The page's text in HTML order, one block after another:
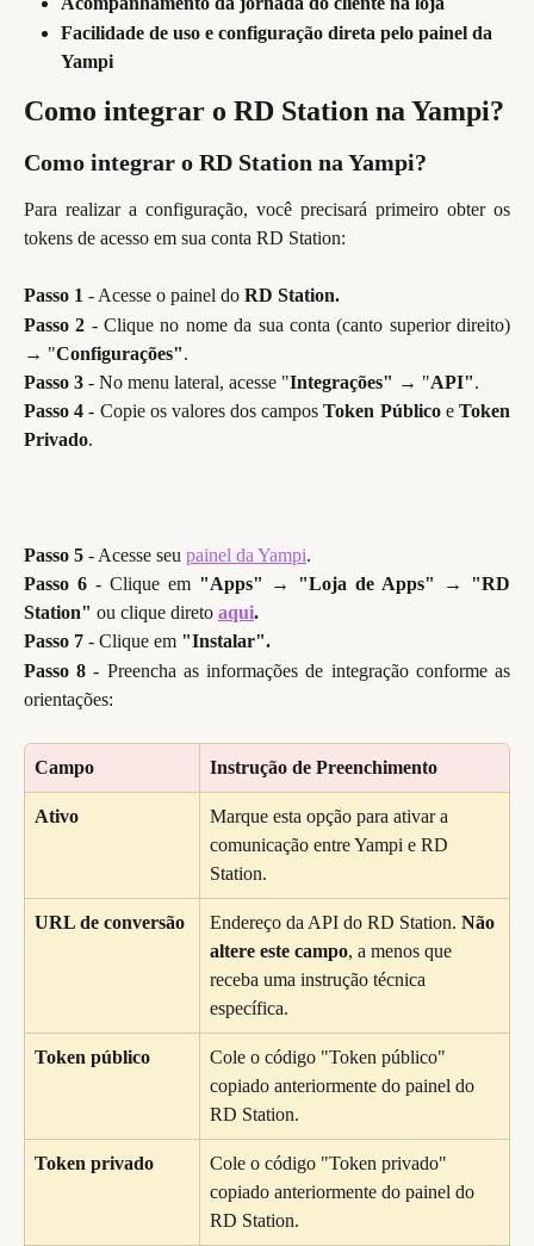
Facilidade de uso e configuração direta pelo painel da
Yampi
Como integrar o RD Station na Yampi?
Como integrar o RD Station na Yampi?
Para realizar a configuração, você precisará primeiro obter os
tokens de acesso em sua conta RD Station:
Passo 1 - Acesse o painel do RD Station.
Passo 2 - Clique no nome da sua conta (canto superior direito)
→ "Configurações".
Passo 3 - No menu lateral, acesse "Integrações" → "API".
Passo 4 - Copie os valores dos camposToken PúblicoeToken
Privado.
Passo 5 - Acesse seu painel da Yampi.
Passo 6 - Clique em "Apps" → "Loja de Apps" → "RD
Station" ou clique direto aqui.
Passo 7 - Clique em "Instalar".
Passo 8- Preencha as informações de integração conforme as
orientações:
Campo Instrução de Preenchimento
Ativo
Marque esta opção para ativar a
comunicação entre Yampi e RD
Station.
URL de conversão Endereço da API do RD Station. Não
altere este campo, a menos que
receba uma instrução técnica
específica.
Token público
Cole o código "Token público"
copiado anteriormente do painel do
RD Station.
Token privado
Cole o código "Token privado"
copiado anteriormente do painel do
RD Station.